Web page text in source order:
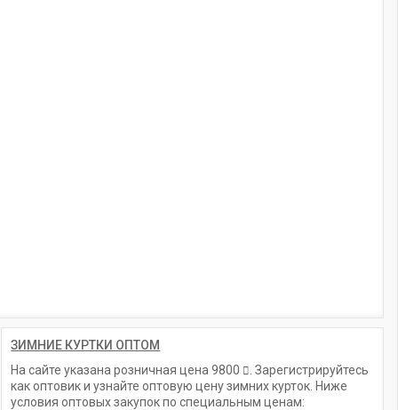
ЗИМНИЕ КУРТКИ ОПТОМ
На сайте указана розничная цена9800
. Зарегистрируйтесь
как оптовик и узнайте оптовую цену зимних курток. Ниже
условия оптовых закупок по специальным ценам: